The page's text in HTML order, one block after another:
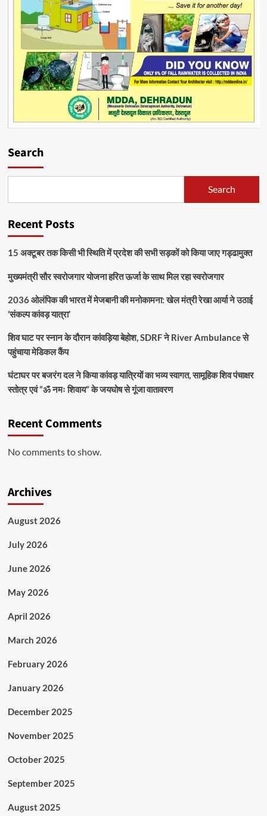
Search
Search
Recent Posts
15 अक्टूबर तक किसी भी स्थिति में प्रदेश की सभी सड़कों को किया जाए गड्ढामुक्त
मुख्यमंत्री सौर स्वरोजगार योजना हरित ऊर्जा के साथ मिल रहा स्वरोजगार
2036 ओलंपिक की भारत में मेजबानी की मनोकामना: खेल मंत्री रेखा आर्या ने उठाई
‘संकल्प कांवड़ यात्रा’
शिव घाट पर स्नान के दौरान कांवड़िया बेहोश, SDRF ने River Ambulance से
पहुंचाया मेडिकल कैंप
घंटाघर पर बजरंग दल ने किया कांवड़ यात्रियों का भव्य स्वागत, सामूहिक शिव पंचाक्षर
स्तोत्र एवं “ॐ नमः शिवाय” के जयघोष से गूंजा वातावरण
Recent Comments
No comments to show.
Archives
August 2026
July 2026
June 2026
May 2026
April 2026
March 2026
February 2026
January 2026
December 2025
November 2025
October 2025
September 2025
August 2025